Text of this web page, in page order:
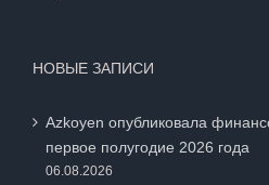
НОВЫЕ ЗАПИСИ
Azkoyen опубликовала
первое полугодие 2026 года
06.08.2026